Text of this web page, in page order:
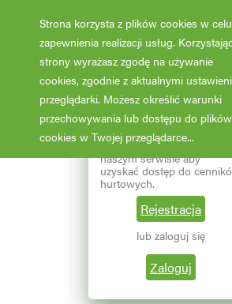
Reprezentujesz branżę
ogrodniczą? Zarejestruj się
naszym serwisie aby
uzyskać dostęp do
hurtowych.
Rejestracja
lub zaloguj się
Zaloguj
Fotooferta cenowa - hurt
Aktualizacja: 07.02.2026 godz: 02:03
Pokaż filtry
Wybierz grupę roślin
Wybierz nazwę rośliny
Aktualna liczba wyników:
1
Strona korzysta z plików cookies w celu
zapewnienia realizacji usług.
strony wyrażasz zgodę na używanie
cookies, zgodnie z aktualnymi
przeglądarki. Możesz określić warunki
przechowywania lub dostępu do plików
cookies w Twojej przeglądarce...